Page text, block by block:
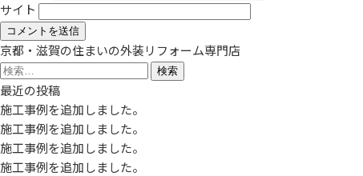
サイト
京都・滋賀の住まいの外装リフォーム専門店
検
索:
最近の投稿
施工事例を追加しました。
施工事例を追加しました。
施工事例を追加しました。
施工事例を追加しました。